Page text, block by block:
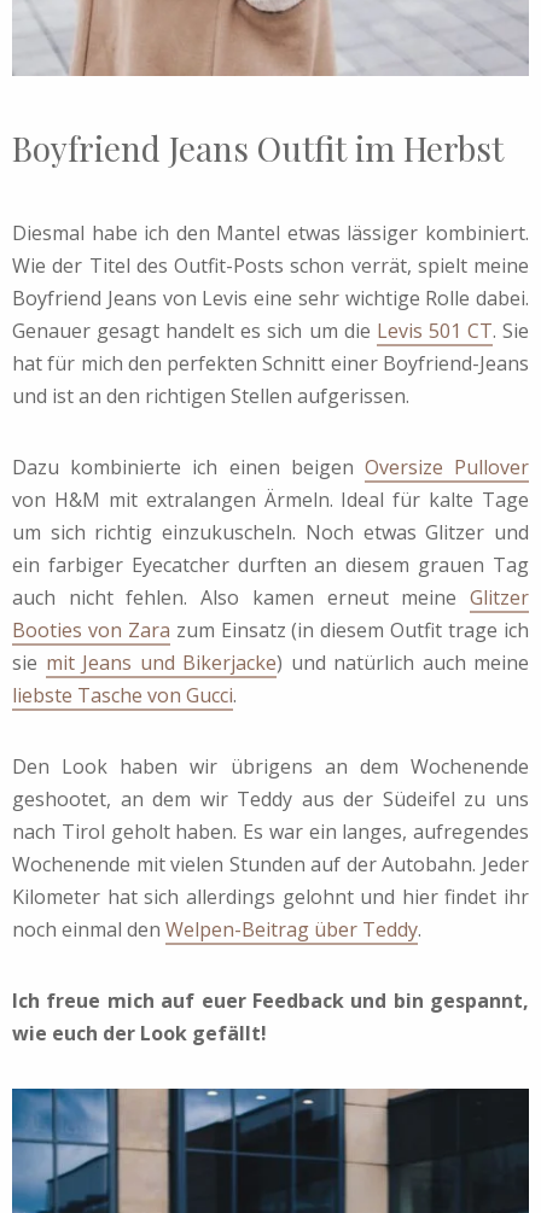
Boyfriend Jeans Outfit im Herbst
Diesmal habe ich den Mantel etwas lässiger kombiniert.
Wie der Titel des Outfit-Posts schon verrät, spielt meine
Boyfriend Jeans von Levis eine sehr wichtige Rolle dabei.
Genauer gesagt handelt es sich um die Levis 501 CT. Sie
hat für mich den perfekten Schnitt einer Boyfriend-Jeans
und ist an den richtigen Stellen aufgerissen.
Dazu kombinierte ich einen beigen Oversize Pullover
von H&M mit extralangen Ärmeln. Ideal für kalte Tage
um sich richtig einzukuscheln. Noch etwas Glitzer und
ein farbiger Eyecatcher durften an diesem grauen Tag
auch nicht fehlen. Also kamen erneut meine Glitzer
Booties von Zara zum Einsatz (in diesem Outfit trage ich
sie mit Jeans und Bikerjacke) und natürlich auch meine
liebste Tasche von Gucci.
Den Look haben wir übrigens an dem Wochenende
geshootet, an dem wir Teddy aus der Südeifel zu uns
nach Tirol geholt haben. Es war ein langes, aufregendes
Wochenende mit vielen Stunden auf der Autobahn. Jeder
Kilometer hat sich allerdings gelohnt und hier findet ihr
noch einmal den Welpen-Beitrag über Teddy.
Ich freue mich auf euer Feedback und bin gespannt,
wie euch der Look gefällt!